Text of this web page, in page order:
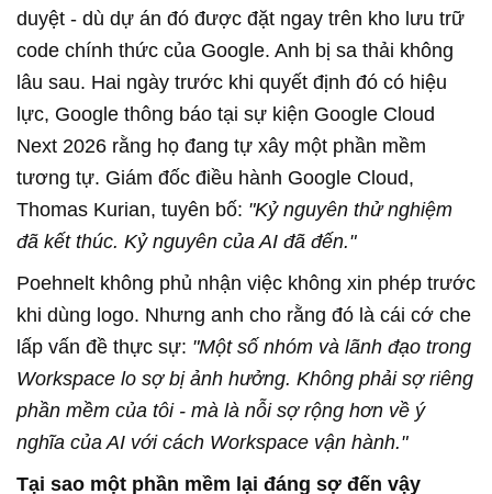
duyệt - dù dự án đó được đặt ngay trên kho lưu trữ
code chính thức của Google. Anh bị sa thải không
lâu sau. Hai ngày trước khi quyết định đó có hiệu
lực, Google thông báo tại sự kiện Google Cloud
Next 2026 rằng họ đang tự xây một phần mềm
tương tự. Giám đốc điều hành Google Cloud,
Thomas Kurian, tuyên bố: "Kỷ nguyên thử nghiệm
đã kết thúc. Kỷ nguyên của AI đã đến."
Poehnelt không phủ nhận việc không xin phép trước
khi dùng logo. Nhưng anh cho rằng đó là cái cớ che
lấp vấn đề thực sự: "Một số nhóm và lãnh đạo trong
Workspace lo sợ bị ảnh hưởng. Không phải sợ riêng
phần mềm của tôi - mà là nỗi sợ rộng hơn về ý
nghĩa của AI với cách Workspace vận hành."
Tại sao một phần mềm lại đáng sợ đến vậy